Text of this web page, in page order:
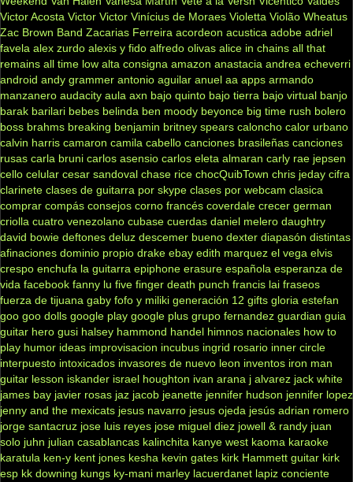
Victor Acosta Victor Victor Vinícius de Moraes Violetta Violão Wheatus
Zac Brown Band Zacarias Ferreira acordeon acustica adobe adriel
favela alex zurdo alexis y fido alfredo olivas alice in chains all that
remains all time low alta consigna amazon anastacia andrea echeverri
android andy grammer antonio aguilar anuel aa apps armando
manzanero audacity aula axn bajo quinto bajo tierra bajo virtual banjo
barak barilari bebes belinda ben moody beyonce big time rush bolero
boss brahms breaking benjamin britney spears caloncho calor urbano
calvin harris camaron camila cabello canciones brasileñas canciones
rusas carla bruni carlos asensio carlos eleta almaran carly rae jepsen
cello celular cesar sandoval chase rice chocQuibTown chris jeday cifra
clarinete clases de guitarra por skype clases por webcam clasica
comprar compás consejos corno francés coverdale crecer german
criolla cuatro venezolano cubase cuerdas daniel melero daughtry
david bowie deftones deluz descemer bueno dexter diapasón distintas
afinaciones dominio propio drake ebay edith marquez el vega elvis
crespo enchufa la guitarra epiphone erasure española esperanza de
vida facebook fanny lu five finger death punch francis lai fraseos
fuerza de tijuana gaby fofo y miliki generación 12 gifts gloria estefan
goo goo dolls google play google plus grupo fernandez guardian guia
guitar hero gusi halsey hammond handel himnos nacionales how to
play humor ideas improvisacion incubus ingrid rosario inner circle
interpuesto intoxicados invasores de nuevo leon inventos iron man
guitar lesson iskander israel houghton ivan arana j alvarez jack white
james bay javier rosas jaz jacob jeanette jennifer hudson jennifer lopez
jenny and the mexicats jesus navarro jesus ojeda jesús adrian romero
jorge santacruz jose luis reyes jose miguel diez jowell & randy juan
solo juhn julian casablancas kalinchita kanye west kaoma karaoke
karatula ken-y kent jones kesha kevin gates kirk Hammett guitar kirk
esp kk downing kungs ky-mani marley lacuerdanet lapiz conciente